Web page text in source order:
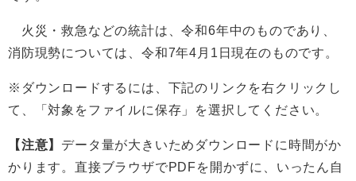
火災・救急などの統計は、令和6年中のものであり、
消防現勢については、令和7年4月1日現在のものです。
※ダウンロードするには、下記のリンクを右クリックし
て、「対象をファイルに保存」を選択してください。
【注意】 データ量が大きいためダウンロードに時間がか
かります。直接ブラウザでPDFを開かずに、いったん自